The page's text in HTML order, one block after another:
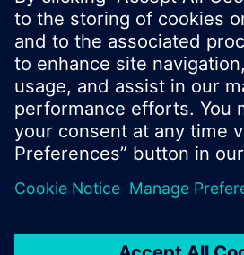
© Siemens Switzerland Ltd.
Portfolio výrobků a ceny se
Podmínky užití